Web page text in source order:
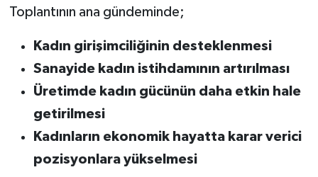
Toplantının ana gündeminde;
Kadın girişimciliğinin desteklenmesi
Sanayide kadın istihdamının artırılması
Üretimde kadın gücünün daha etkin hale
getirilmesi
Kadınların ekonomik hayatta karar verici
pozisyonlara yükselmesi